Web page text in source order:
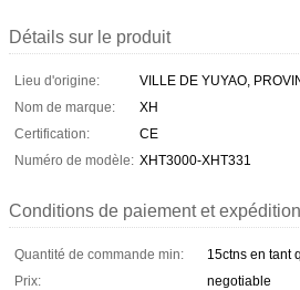
Détails sur le produit
Lieu d'origine:
VILLE DE YUYAO,
Nom de marque:
XH
Certification:
CE
Numéro de modèle: XHT3000-XHT331
Conditions de paiement et expédition
Quantité de commande min:
15ctns en tant
Prix:
negotiable